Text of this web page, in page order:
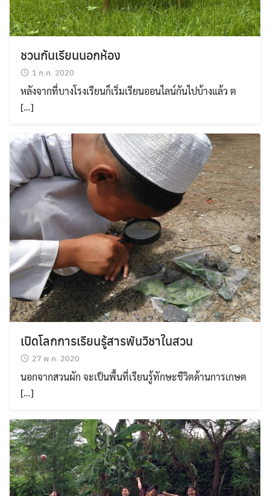
ชวนกันเรียนนอกห้อง
1 ก.ค. 2020
หลังจากที่บางโรงเรียนก็เริ่มเรียนออนไลน์กันไปบ้างแล้ว ต
[…]
เปิดโลกการเรียนรู้สารพันวิชาในสวน
27 พ.ค. 2020
นอกจากสวนผัก จะเป็นพื้นที่เรียนรู้ทักษะชีวิตด้านการเกษต
[…]